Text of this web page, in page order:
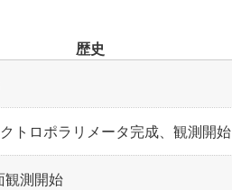
歴史
トロポラリメータ完成、観測開始
観測開始